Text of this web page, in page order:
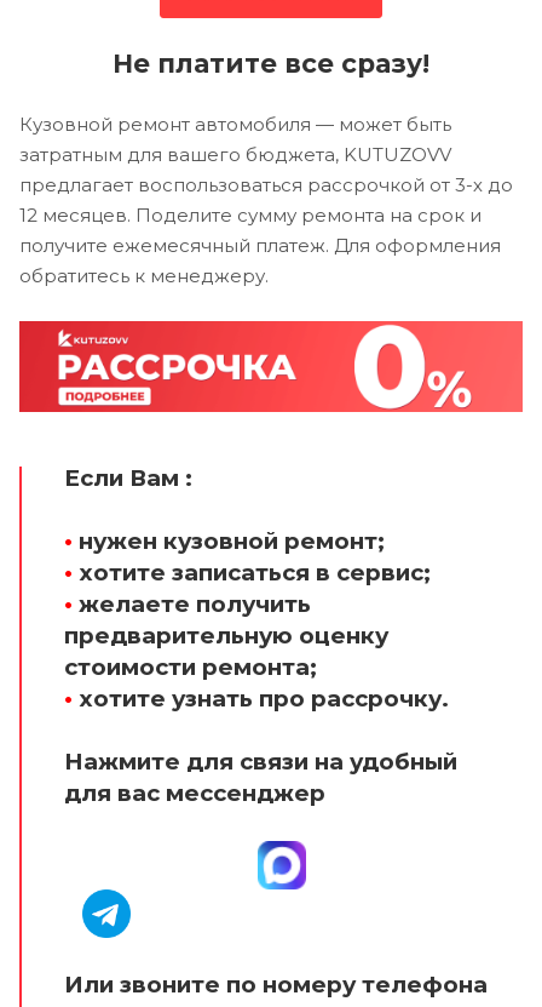
Не платите все сразу!
Кузовной ремонт автомобиля — может быть
затратным для вашего бюджета, KUTUZOVV
предлагает воспользоваться рассрочкой от 3-х до
12 месяцев. Поделите сумму ремонта на срок и
получите ежемесячный платеж. Для оформления
обратитесь к менеджеру.
Если Вам :
• нужен кузовной ремонт;
• хотите записаться в сервис;
• желаете получить
предварительную оценку
стоимости ремонта;
• хотите узнать про рассрочку.
Нажмите для связи на удобный
для вас мессенджер
Или звоните по номеру телефона